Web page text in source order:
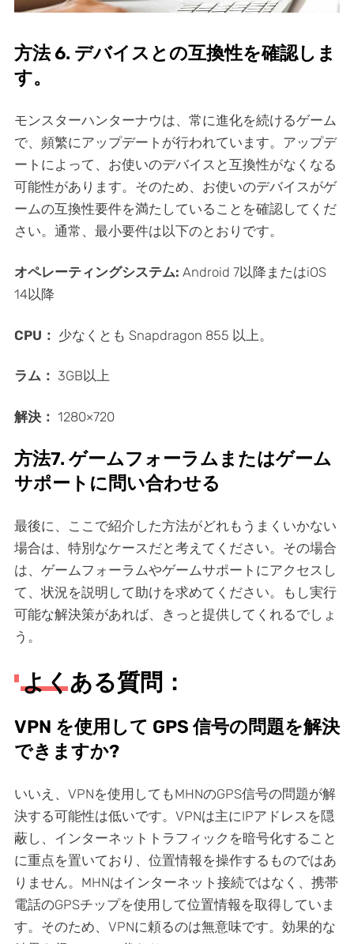
方法 6. デバイスとの互換性を確認しま
す。
モンスターハンターナウは、常に進化を続けるゲーム
で、頻繁にアップデートが行われています。アップデ
ートによって、お使いのデバイスと互換性がなくなる
可能性があります。そのため、お使いのデバイスがゲ
ームの互換性要件を満たしていることを確認してくだ
さい。通常、最小要件は以下のとおりです。
オペレーティングシステム: Android 7以降またはiOS
14以降
CPU： 少なくとも Snapdragon 855 以上。
ラム： 3GB以上
解決： 1280×720
方法7. ゲームフォーラムまたはゲーム
サポートに問い合わせる
最後に、ここで紹介した方法がどれもうまくいかない
場合は、特別なケースだと考えてください。その場合
は、ゲームフォーラムやゲームサポートにアクセスし
て、状況を説明して助けを求めてください。もし実行
可能な解決策があれば、きっと提供してくれるでしょ
う。
よくある質問：
VPN を使用して GPS 信号の問題を解決
できますか?
いいえ、VPNを使用してもMHNのGPS信号の問題が解
決する可能性は低いです。VPNは主にIPアドレスを隠
蔽し、インターネットトラフィックを暗号化すること
に重点を置いており、位置情報を操作するものではあ
りません。MHNはインターネット接続ではなく、携帯
電話のGPSチップを使用して位置情報を取得していま
す。そのため、VPNに頼るのは無意味です。効果的な